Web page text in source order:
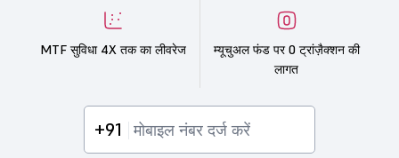
MTF सुविधा 4X तक का लीवरेज
म्यूचुअल फंड पर 0 ट्रांज़ैक्शन की
लागत
+91